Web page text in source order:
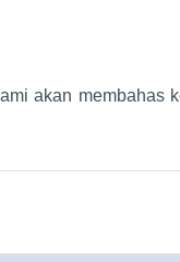
akan membahas